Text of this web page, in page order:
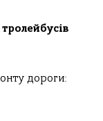
дороги: